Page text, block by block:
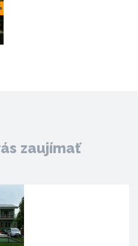
zaujímať